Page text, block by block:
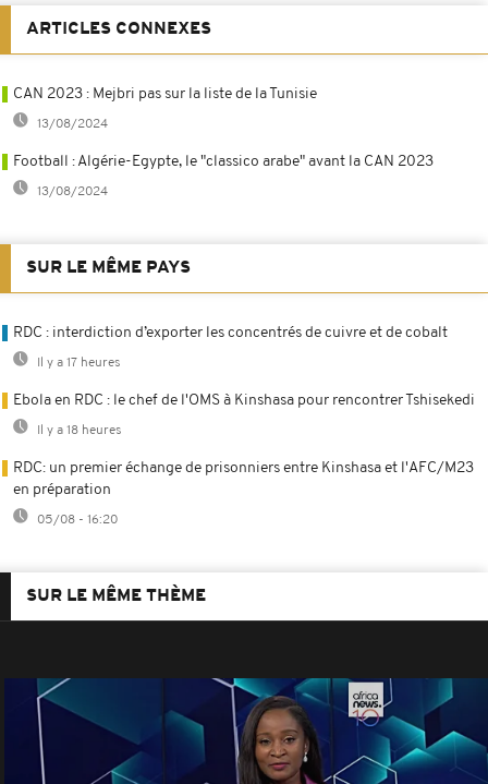
ARTICLES CONNEXES
CAN 2023 : Mejbri pas sur la liste de la Tunisie
13/08/2024
Football : Algérie-Egypte, le "classico arabe" avant la CAN 2023
13/08/2024
SUR LE MÊME PAYS
RDC : interdiction d’exporter les concentrés de cuivre et de cobalt
Il y a 17 heures
Ebola en RDC : le chef de l'OMS à Kinshasa pour rencontrer Tshisekedi
Il y a 18 heures
RDC: un premier échange de prisonniers entre Kinshasa et l'AFC/M23
en préparation
05/08 - 16:20
SUR LE MÊME THÈME